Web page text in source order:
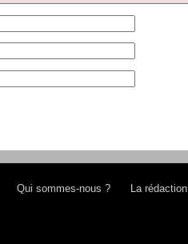
Qui sommes-nous ? La rédaction